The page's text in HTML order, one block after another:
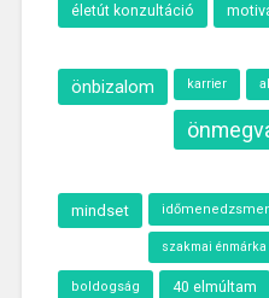
életút konzultáció
önbizalom karrier
mindset
szakmai énmárka
boldogság 40 elmúltam